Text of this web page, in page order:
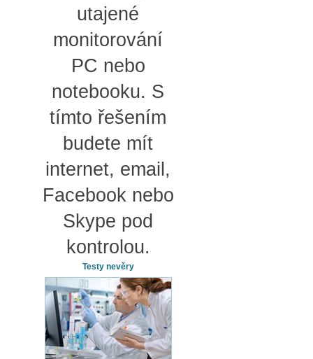
utajené
monitorování
PC nebo
notebooku. S
tímto řešením
budete mít
internet, email,
Facebook nebo
Skype pod
kontrolou.
Testy nevěry